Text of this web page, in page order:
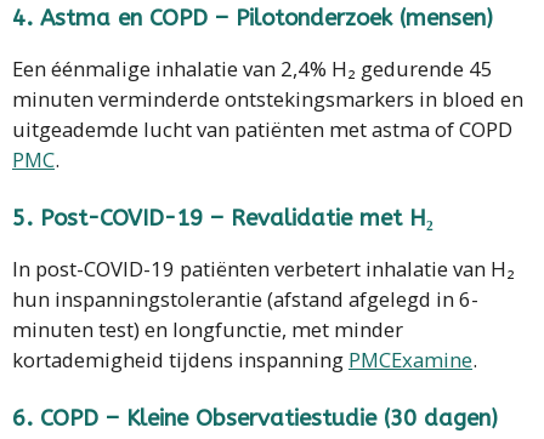
4. Astma en COPD – Pilotonderzoek (mensen)
Een éénmalige inhalatie van 2,4% H₂ gedurende 45
minuten verminderde ontstekingsmarkers in bloed en
uitgeademde lucht van patiënten met astma of COPD
PMC.
5. Post-COVID-19 – Revalidatie met H₂
In post-COVID-19 patiënten verbetert inhalatie van H₂
hun inspanningstolerantie (afstand afgelegd in 6-
minuten test) en longfunctie, met minder
kortademigheid tijdens inspanning PMCExamine.
6. COPD – Kleine Observatiestudie (30 dagen)